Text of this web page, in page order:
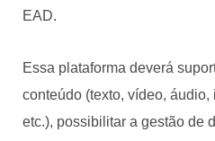
EAD.
Essa plataforma deverá
conteúdo (texto, vídeo,
etc.), possibilitar a gestão de